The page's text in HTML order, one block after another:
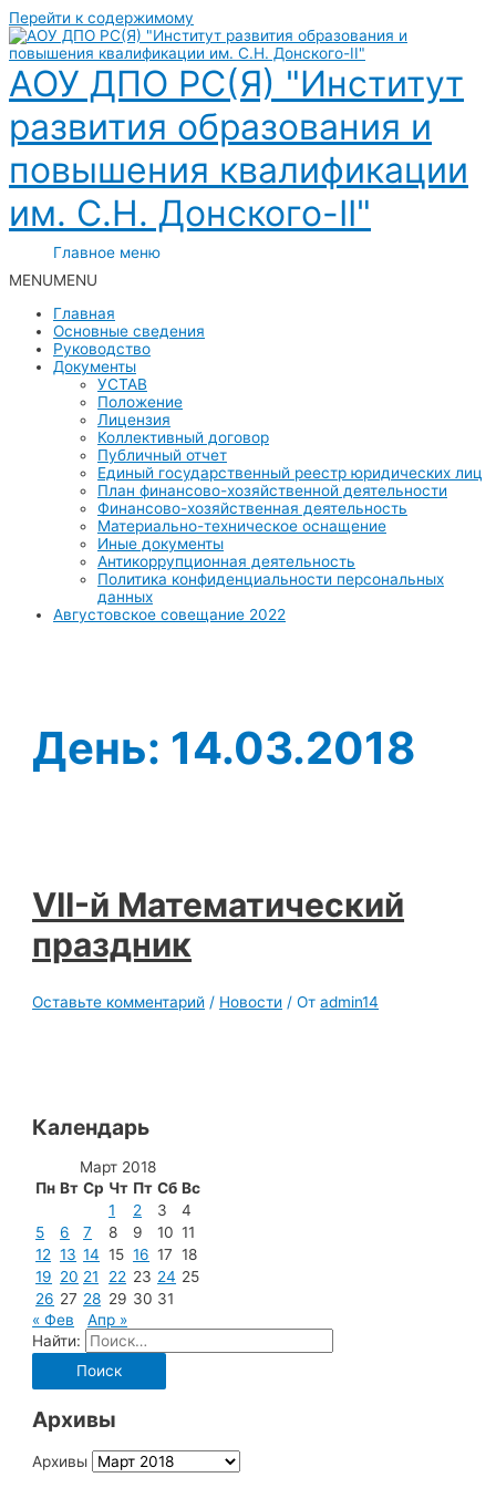
Перейти к содержимому
АОУ ДПО РС(Я) "Институт
развития образования и
повышения квалификации
им. С.Н. Донского-II"
Главное меню
MENUMENU
Главная
Основные сведения
Руководство
Документы
УСТАВ
Положение
Лицензия
Коллективный договор
Публичный отчет
Единый государственный реестр юридических лиц
План финансово-хозяйственной деятельности
Финансово-хозяйственная деятельность
Материально-техническое оснащение
Иные документы
Антикоррупционная деятельность
Политика конфиденциальности персональных
данных
Августовское совещание 2022
День: 14.03.2018
VII-й Математический
праздник
Оставьте комментарий / Новости / От admin14
Календарь
Март 2018
Пн Вт Ср Чт Пт Сб Вс
1
2 3
4
5
6 7 8 9 10 11
12 13 14 15 16 17 18
19 20 21 22 23 24 25
26 27 28 29 30 31
« Фев
Апр »
Найти:
Архивы
Архивы